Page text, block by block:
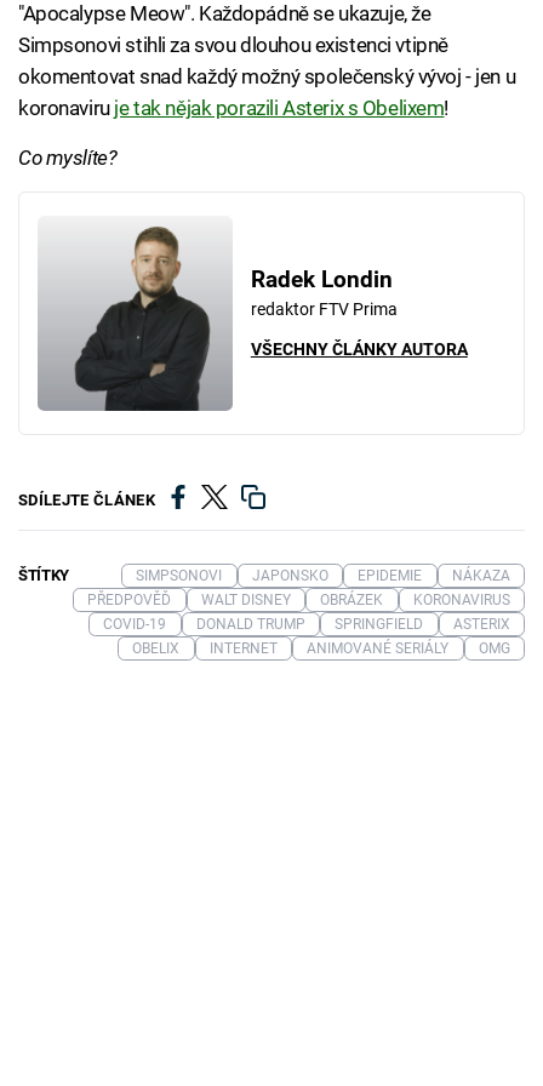
"Apocalypse Meow". Každopádně se ukazuje, že
Simpsonovi stihli za svou dlouhou existenci vtipně
okomentovat snad každý možný společenský vývoj - jen u
koronaviru je tak nějak porazili Asterix s Obelixem!
Co myslíte?
Radek Londin
redaktor FTV Prima
VŠECHNY ČLÁNKY AUTORA
SDÍLEJTE ČLÁNEK
ŠTÍTKY SIMPSONOVI JAPONSKO EPIDEMIE
NÁKAZA
PŘEDPOVĚĎ
WALT DISNEY OBRÁZEK
KORONAVIRUS
COVID-19
DONALD TRUMP SPRINGFIELD
ASTERIX
OBELIX
INTERNET ANIMOVANÉ SERIÁLY OMG